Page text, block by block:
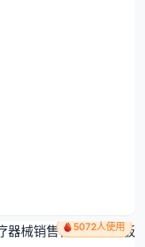
5072人使用